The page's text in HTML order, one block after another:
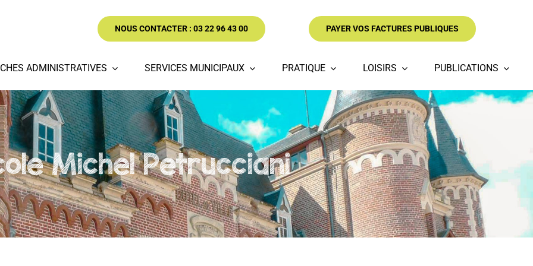
NOUS CONTACTER : 03 22 96 43 00 PAYER VOS FACTURES PUBLIQUES
ADMINISTRATIVES SERVICES MUNICIPAUX PRATIQUE LOISIRS PUBLICATIONS
Michel Petrucciani